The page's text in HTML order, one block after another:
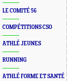
LE COMITÉ 56
COMPÉTITIONS CSO
ATHLÉ JEUNES
RUNNING
ATHLÉ FORME ET SANTÉ